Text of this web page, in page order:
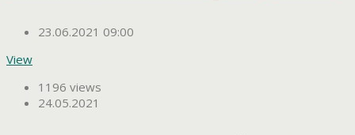
23.06.2021 09:00
View
1196 views
24.05.2021